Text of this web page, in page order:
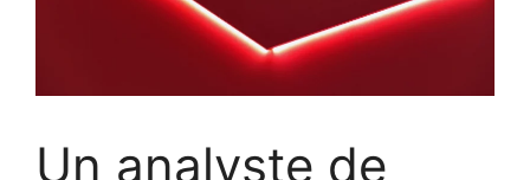
Un analyste de